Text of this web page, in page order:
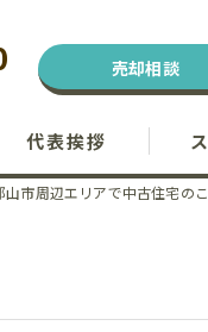
売却相談
代表挨拶
山市周辺エリアで中古住宅の